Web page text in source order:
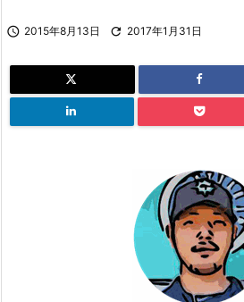
 2015年8月13日  2017年1月31日